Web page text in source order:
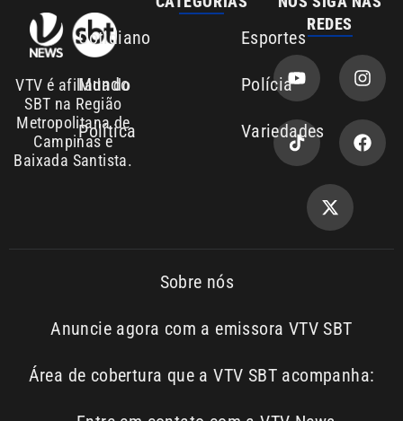
Sobre nós
Anuncie agora com a emissora VTV SBT
Área de cobertura que a VTV SBT acompanha:
Entre em contato com a VTV News
01.773.119.0001-60
Política de
privacidade